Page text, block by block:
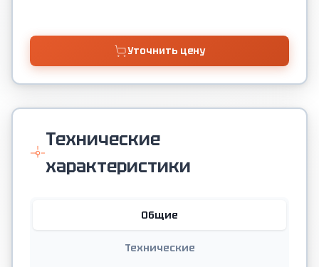
Уточнить цену
Технические
характеристики
Общие
Технические